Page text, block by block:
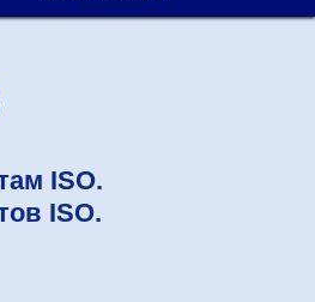
ISO.
ISO.